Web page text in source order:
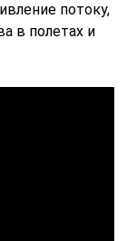
потоку,
в полетах и